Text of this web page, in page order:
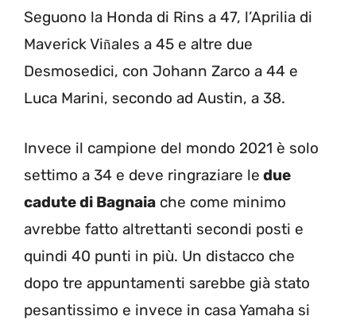
Seguono la Honda di Rins a 47, l’Aprilia di
Maverick Viñales a 45 e altre due
Desmosedici, con Johann Zarco a 44 e
Luca Marini, secondo ad Austin, a 38.
Invece il campione del mondo 2021 è solo
settimo a 34 e deve ringraziare le due
cadute di Bagnaia che come minimo
avrebbe fatto altrettanti secondi posti e
quindi 40 punti in più. Un distacco che
dopo tre appuntamenti sarebbe già stato
pesantissimo e invece in casa Yamaha si